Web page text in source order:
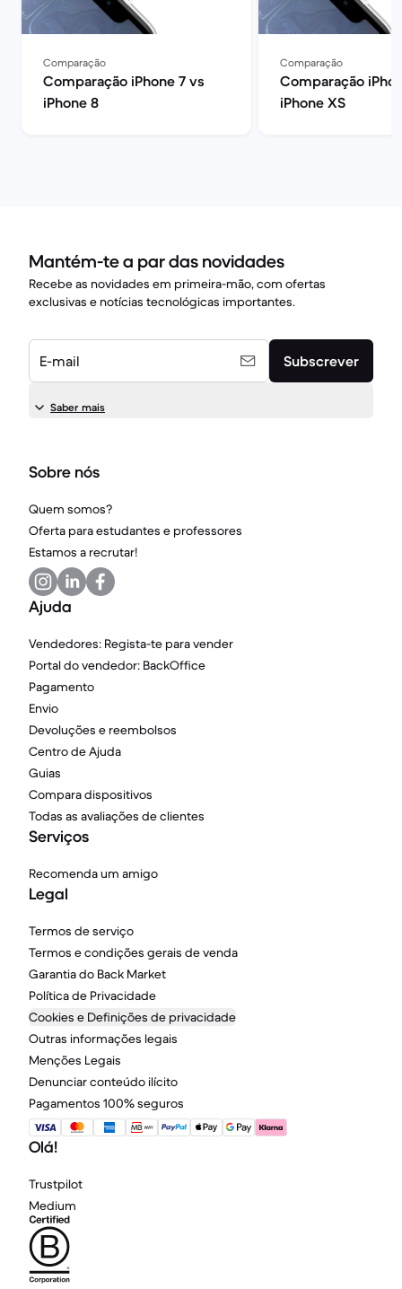
Comparação
Comparação iPhone 7 vs
iPhone 8
Comparação
Comparação
iPhone XS
Mantém-te a par das novidades
Recebe as novidades em primeira-mão, com ofertas
exclusivas e notícias tecnológicas importantes.
E-mail Subscrever
Saber mais
Sobre nós
Quem somos?
Oferta para estudantes e professores
Estamos a recrutar!
Ajuda
Vendedores: Regista-te para vender
Portal do vendedor: BackOffice
Pagamento
Envio
Devoluções e reembolsos
Centro de Ajuda
Guias
Compara dispositivos
Todas as avaliações de clientes
Serviços
Recomenda um amigo
Legal
Termos de serviço
Termos e condições gerais de venda
Garantia do Back Market
Política de Privacidade
Cookies e Definições de privacidade
Outras informações legais
Menções Legais
Denunciar conteúdo ilícito
Pagamentos 100% seguros
Olá!
Trustpilot
Medium